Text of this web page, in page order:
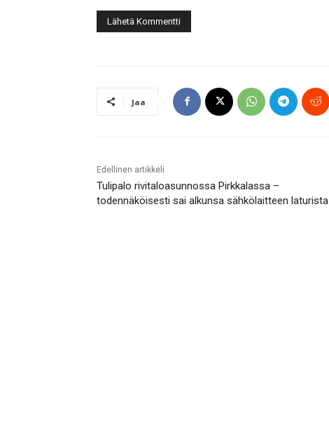
Jaa
Edellinen artikkeli
Tulipalo rivitaloasunnossa Pirkkalassa –
todennäköisesti sai alkunsa sähkölaitteen laturista